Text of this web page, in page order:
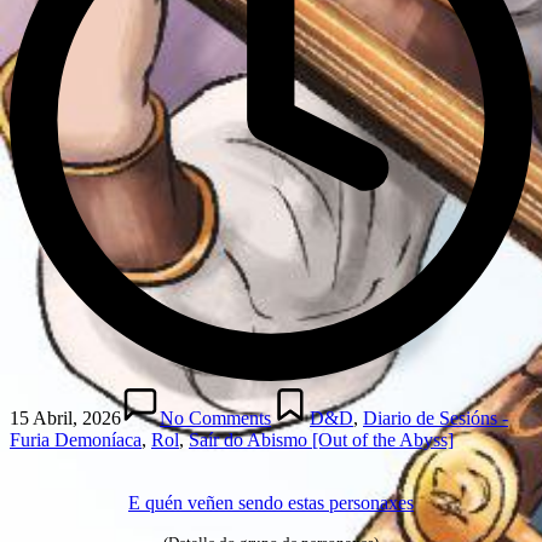
15 Abril, 2026 No Comments
Posted
in
D&D, Diario de Sesións -
Furia Demoníaca, Rol,Saír do Abismo [Out of the Abyss]
E quén veñen sendo estas personaxes